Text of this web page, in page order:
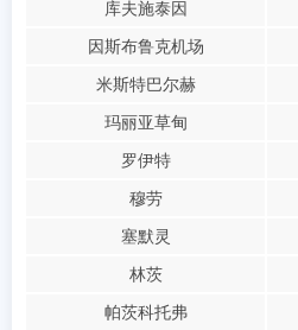
库夫施泰因
因斯布鲁克机场
米斯特巴尔赫
玛丽亚草甸
罗伊特
穆劳
塞默灵
林茨
帕茨科托弗